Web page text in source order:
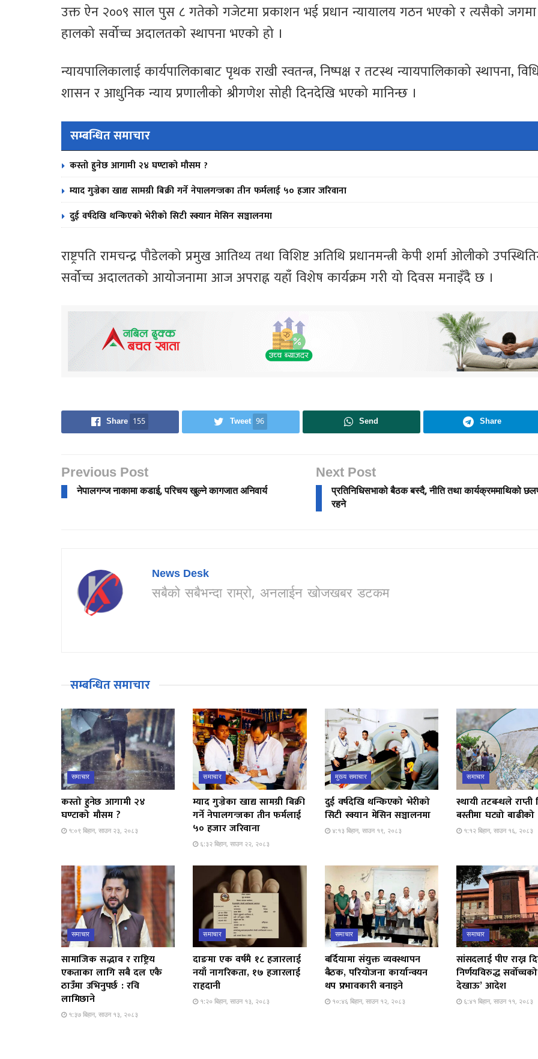
उक्त ऐन २००९ साल पुस ८ गतेको गजेटमा प्रकाशन भई प्रधान न्यायालय गठन भएको र त्यसैको जगमा
हालको सर्वोच्च अदालतको स्थापना भएको हो ।
न्यायपालिकालाई कार्यपालिकाबाट पृथक राखी स्वतन्त्र, निष्पक्ष र तटस्थ न्यायपालिकाको स्थापना,
शासन र आधुनिक न्याय प्रणालीको श्रीगणेश सोही दिनदेखि भएको मानिन्छ ।
सम्बन्धित समाचार
कस्तो हुनेछ आगामी २४ घण्टाको मौसम ?
म्याद गुज्रेका खाद्य सामग्री बिक्री गर्ने नेपालगन्जका तीन फर्मलाई ५० हजार जरिवाना
दुई वर्षदेखि थन्किएको भेरीको सिटी स्क्यान मेसिन सञ्चालनमा
राष्ट्रपति रामचन्द्र पौडेलको प्रमुख आतिथ्य तथा विशिष्ट अतिथि प्रधानमन्त्री केपी शर्मा ओलीको
सर्वोच्च अदालतको आयोजनामा आज अपराह्न यहाँ विशेष कार्यक्रम गरी यो दिवस मनाइँदै छ ।
Share 155 Tweet 96 Send Share
Previous Post
नेपालगन्ज नाकामा कडाई, परिचय खुल्ने कागजात अनिवार्य
Next Post
प्रतिनिधिसभाको बैठक बस्दै, नीति तथा कार्यक्रममाथिको
रहने
News Desk
सबैको सबैभन्दा राम्रो, अनलाईन खोजखबर डटकम
सम्बन्धित समाचार
समाचार
कस्तो हुनेछ आगामी २४
घण्टाको मौसम ?
१:०९ बिहान, साउन २३, २०८३
समाचार
म्याद गुज्रेका खाद्य सामग्री बिक्री
गर्ने नेपालगन्जका तीन फर्मलाई
५० हजार जरिवाना
६:३२ बिहान, साउन २२, २०८३
मुख्य समाचार
दुई वर्षदेखि थन्किएको भेरीको
सिटी स्क्यान मेसिन सञ्चालनमा
४:१३ बिहान, साउन १९, २०८३
समाचार
स्थायी तटबन्धले
बस्तीमा घट्यो बाढीको
१:१२ बिहान, साउन १६, २०८३
समाचार
सामाजिक सद्भाव र राष्ट्रिय
एकताका लागि सबै दल एकै
ठाउँमा उभिनुपर्छ : रवि
लामिछाने
१:३७ बिहान, साउन १३, २०८३
समाचार
दाङमा एक वर्षमै १८ हजारलाई
नयाँ नागरिकता, १७ हजारलाई
राहदानी
१:२० बिहान, साउन १३, २०८३
समाचार
बर्दियामा संयुक्त व्यवस्थापन
बैठक, परियोजना कार्यान्वयन
थप प्रभावकारी बनाइने
१०:४६ बिहान, साउन १२, २०८३
समाचार
सांसदलाई पीए राख्न
निर्णयविरुद्ध
देखाऊ’ आदेश
६:४१ बिहान, साउन ११, २०८३